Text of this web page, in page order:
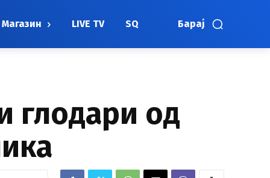
Барај
Магазин LIVE TV SQ
глодари од